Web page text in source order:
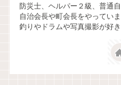
防災士、ヘルパー２級、普通
自治会長や町会長をやっていま
釣りやドラムや写真撮影が好き